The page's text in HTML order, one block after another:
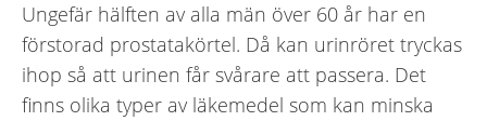
Ungefär hälften av alla män över 60 år har en
förstorad prostatakörtel. Då kan urinröret tryckas
ihop så att urinen får svårare att passera. Det
finns olika typer av läkemedel som kan minska